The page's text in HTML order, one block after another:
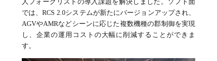
人フォークリストの導入課題を解決しました。ソフト面
では、RCS 2.0システムが新たにバージョンアップされ、
AGVやAMRなどシーンに応じた複数機種の郡制御を実現
し、企業の運用コストの大幅に削減することができま
す。